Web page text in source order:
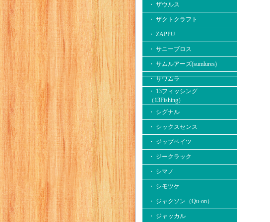
・ ザウルス
・ ザクトクラフト
・ ZAPPU
・ サニーブロス
・ サムルアーズ(sumlures)
・ サワムラ
・ 13フィッシング
（13Fishing）
・ シグナル
・ シックスセンス
・ ジップベイツ
・ ジークラック
・ シマノ
・ シモツケ
・ ジャクソン（Qu-on）
・ ジャッカル